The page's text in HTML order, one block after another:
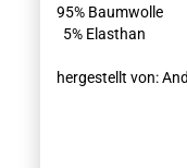
95% Baumwolle
5% Elasthan
hergestellt von: